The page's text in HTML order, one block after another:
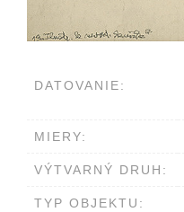
DATOVANIE:
MIERY:
VÝTVARNÝ DRUH:
TYP OBJEKTU: